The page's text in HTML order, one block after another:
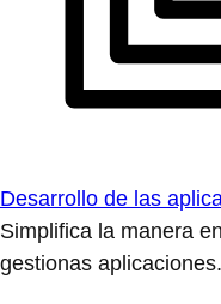
Desarrollo de las
Simplifica la manera
gestionas aplicaciones.